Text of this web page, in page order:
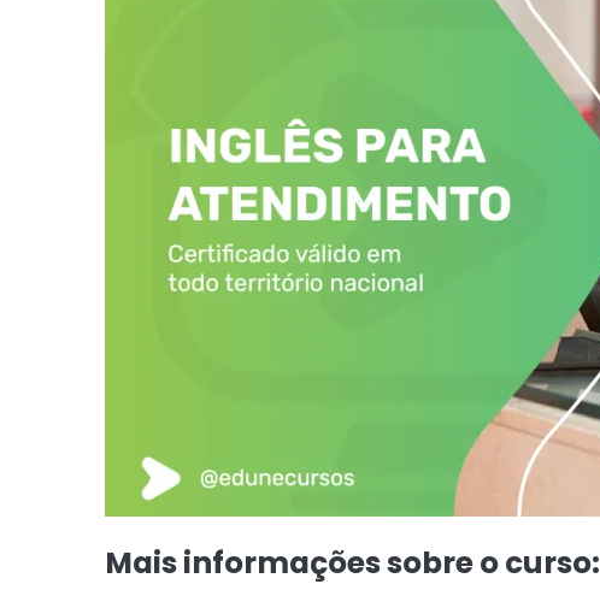
Mais informações sobre o curso: